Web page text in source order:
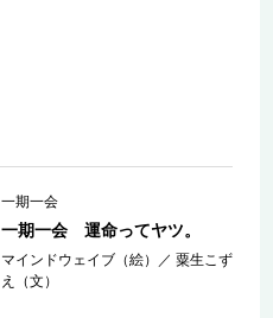
一期一会
一期一会 運命ってヤツ。
マインドウェイブ（絵） ／粟生こず
え（文）